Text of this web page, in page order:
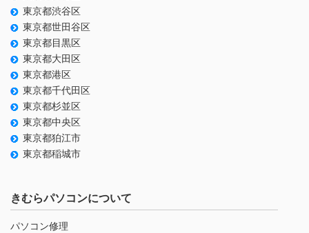
東京都渋谷区
東京都世田谷区
東京都目黒区
東京都大田区
東京都港区
東京都千代田区
東京都杉並区
東京都中央区
東京都狛江市
東京都稲城市
きむらパソコンについて
パソコン修理